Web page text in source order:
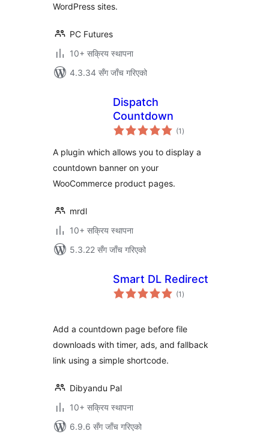
WordPress sites.
PC Futures
10+ सक्रिय स्थापना
4.3.34 सँग जाँच गरिएको
Dispatch
Countdown
(1 कुल
रेटिङ्गहरू
)
A plugin which allows you to display a
countdown banner on your
WooCommerce product pages.
mrdl
10+ सक्रिय स्थापना
5.3.22 सँग जाँच गरिएको
Smart DL Redirect
(1 कुल
रेटिङ्गहरू
)
Add a countdown page before file
downloads with timer, ads, and fallback
link using a simple shortcode.
Dibyandu Pal
10+ सक्रिय स्थापना
6.9.6 सँग जाँच गरिएको